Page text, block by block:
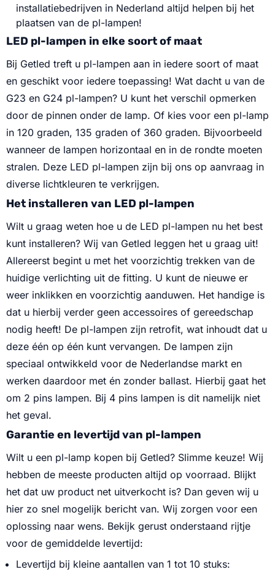
installatiebedrijven in Nederland altijd helpen bij het
plaatsen van de pl-lampen!
LED pl-lampen in elke soort of maat
Bij Getled treft u pl-lampen aan in iedere soort of maat
en geschikt voor iedere toepassing! Wat dacht u van de
G23 en G24 pl-lampen? U kunt het verschil opmerken
door de pinnen onder de lamp. Of kies voor een pl-lamp
in 120 graden, 135 graden of 360 graden. Bijvoorbeeld
wanneer de lampen horizontaal en in de rondte moeten
stralen. Deze LED pl-lampen zijn bij ons op aanvraag in
diverse lichtkleuren te verkrijgen.
Het installeren van LED pl-lampen
Wilt u graag weten hoe u de LED pl-lampen nu het best
kunt installeren? Wij van Getled leggen het u graag uit!
Allereerst begint u met het voorzichtig trekken van de
huidige verlichting uit de fitting. U kunt de nieuwe er
weer inklikken en voorzichtig aanduwen. Het handige is
dat u hierbij verder geen accessoires of gereedschap
nodig heeft! De pl-lampen zijn retrofit, wat inhoudt dat u
deze één op één kunt vervangen. De lampen zijn
speciaal ontwikkeld voor de Nederlandse markt en
werken daardoor met én zonder ballast. Hierbij gaat het
om 2 pins lampen. Bij 4 pins lampen is dit namelijk niet
het geval.
Garantie en levertijd van pl-lampen
Wilt u een pl-lamp kopen bij Getled? Slimme keuze! Wij
hebben de meeste producten altijd op voorraad. Blijkt
het dat uw product net uitverkocht is? Dan geven wij u
hier zo snel mogelijk bericht van. Wij zorgen voor een
oplossing naar wens. Bekijk gerust onderstaand rijtje
voor de gemiddelde levertijd:
Levertijd bij kleine aantallen van 1 tot 10 stuks: